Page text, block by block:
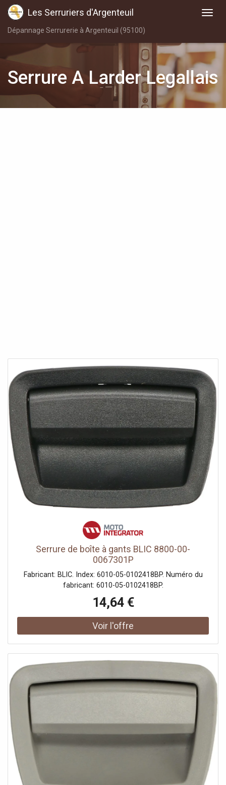
Les Serruriers d'Argenteuil
Dépannage Serrurerie à Argenteuil (95100)
Serrure A Larder Legallais
Serrure de boîte à gants BLIC 8800-00-
0067301P
Fabricant: BLIC. Index: 6010-05-0102418BP. Numéro du
fabricant: 6010-05-0102418BP.
14,64 €